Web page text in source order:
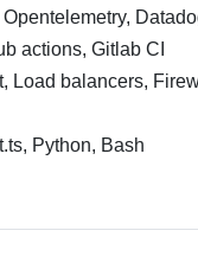
actions, Gitlab CI
Load balancers,
Python, Bash